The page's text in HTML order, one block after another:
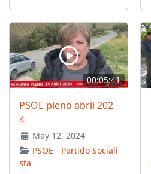
00:05:41
PSOE pleno abril 202
4
May 12, 2024
PSOE - Partido Sociali
sta